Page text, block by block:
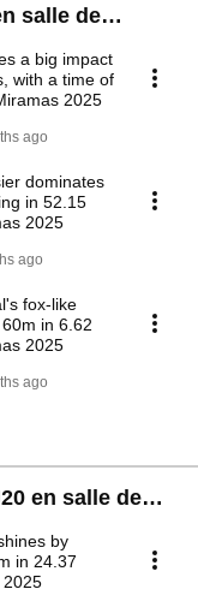
salle de
a big impact
with a time of
2025
ago
dominates
in 52.15
2025
ago
fox-like
in 6.62
2025
ago
en salle de
by
in 24.37
2025